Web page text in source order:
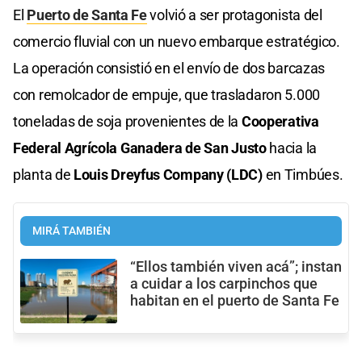
El Puerto de Santa Fevolvió a ser protagonista del
comercio fluvial con un nuevo embarque estratégico.
La operación consistió en el envío de dos barcazas
con remolcador de empuje, que trasladaron 5.000
toneladas de soja provenientes de la Cooperativa
Federal Agrícola Ganadera de San Justohacia la
planta de Louis Dreyfus Company (LDC)en Timbúes.
MIRÁ TAMBIÉN
“Ellos también viven acá”; instan
a cuidar a los carpinchos que
habitan en el puerto de Santa Fe